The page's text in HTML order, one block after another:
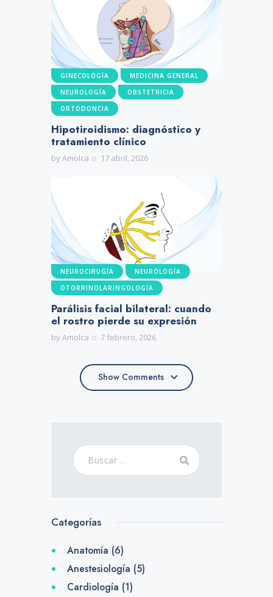
GINECOLOGÍA
MEDICINA GENERAL
NEUROLOGÍA
OBSTETRICIA
ORTODONCIA
Hipotiroidismo: diagnóstico y
tratamiento clínico
byAmolca 17 abril, 2026
NEUROCIRUGÍA
NEUROLOGÍA
OTORRINOLARINGOLOGÍA
Parálisis facial bilateral: cuando
el rostro pierde su expresión
byAmolca 7 febrero, 2026
Show Comments
Categorías
Anatomía (6)
Anestesiología (5)
Cardiología (1)